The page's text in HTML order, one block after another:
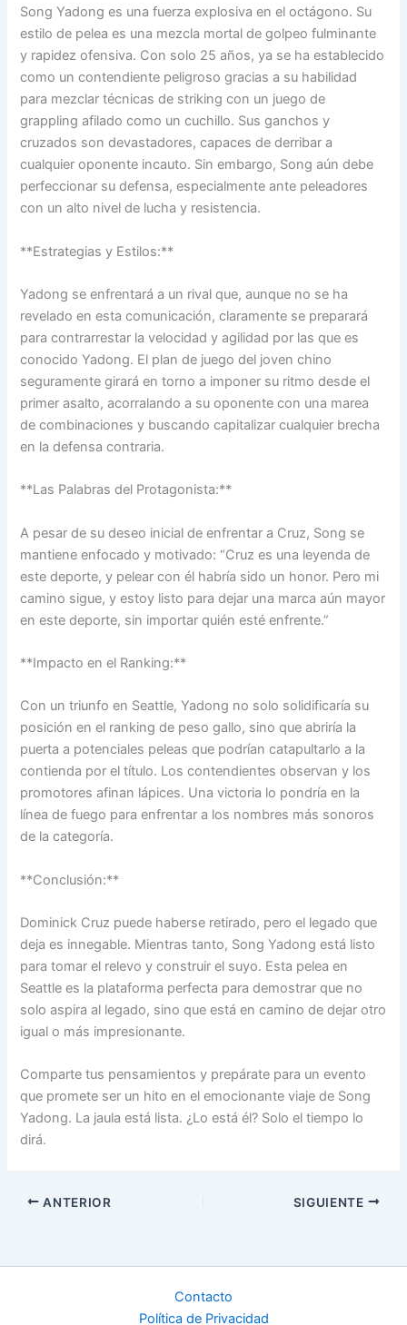
Song Yadong es una fuerza explosiva en el octágono. Su
estilo de pelea es una mezcla mortal de golpeo fulminante
y rapidez ofensiva. Con solo 25 años, ya se ha establecido
como un contendiente peligroso gracias a su habilidad
para mezclar técnicas de striking con un juego de
grappling afilado como un cuchillo. Sus ganchos y
cruzados son devastadores, capaces de derribar a
cualquier oponente incauto. Sin embargo, Song aún debe
perfeccionar su defensa, especialmente ante peleadores
con un alto nivel de lucha y resistencia.
**Estrategias y Estilos:**
Yadong se enfrentará a un rival que, aunque no se ha
revelado en esta comunicación, claramente se preparará
para contrarrestar la velocidad y agilidad por las que es
conocido Yadong. El plan de juego del joven chino
seguramente girará en torno a imponer su ritmo desde el
primer asalto, acorralando a su oponente con una marea
de combinaciones y buscando capitalizar cualquier brecha
en la defensa contraria.
**Las Palabras del Protagonista:**
A pesar de su deseo inicial de enfrentar a Cruz, Song se
mantiene enfocado y motivado: “Cruz es una leyenda de
este deporte, y pelear con él habría sido un honor. Pero mi
camino sigue, y estoy listo para dejar una marca aún mayor
en este deporte, sin importar quién esté enfrente.”
**Impacto en el Ranking:**
Con un triunfo en Seattle, Yadong no solo solidificaría su
posición en el ranking de peso gallo, sino que abriría la
puerta a potenciales peleas que podrían catapultarlo a la
contienda por el título. Los contendientes observan y los
promotores afinan lápices. Una victoria lo pondría en la
línea de fuego para enfrentar a los nombres más sonoros
de la categoría.
**Conclusión:**
Dominick Cruz puede haberse retirado, pero el legado que
deja es innegable. Mientras tanto, Song Yadong está listo
para tomar el relevo y construir el suyo. Esta pelea en
Seattle es la plataforma perfecta para demostrar que no
solo aspira al legado, sino que está en camino de dejar otro
igual o más impresionante.
Comparte tus pensamientos y prepárate para un evento
que promete ser un hito en el emocionante viaje de Song
Yadong. La jaula está lista. ¿Lo está él? Solo el tiempo lo
dirá.
ANTERIOR SIGUIENTE
Contacto
Política de Privacidad